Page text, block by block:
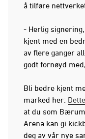
å tilføre
- Herlig
kjent med en
av flere ganger
godt fornøyd
Bli bedre kjent
marked her:
at du som
Arena kan gi
deg av vår nye